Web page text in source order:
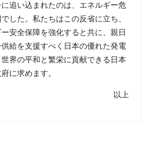
追い込まれたのは、エネルギー危
した。私たちはこの反省に立ち、
安全保障を強化すると共に、親日
給を支援すべく日本の優れた発電
界の平和と繁栄に貢献できる日本
に求めます。
以上